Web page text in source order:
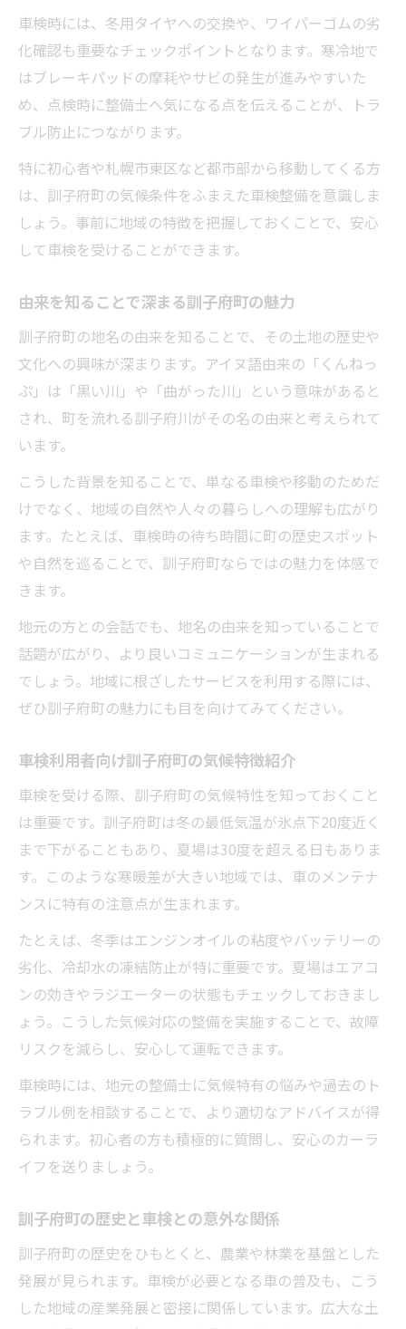
車検時には、冬用タイヤへの交換や、ワイパーゴムの劣
化確認も重要なチェックポイントとなります。寒冷地で
はブレーキパッドの摩耗やサビの発生が進みやすいた
め、点検時に整備士へ気になる点を伝えることが、トラ
ブル防止につながります。
特に初心者や札幌市東区など都市部から移動してくる方
は、訓子府町の気候条件をふまえた車検整備を意識しま
しょう。事前に地域の特徴を把握しておくことで、安心
して車検を受けることができます。
由来を知ることで深まる訓子府町の魅力
訓子府町の地名の由来を知ることで、その土地の歴史や
文化への興味が深まります。アイヌ語由来の「くんねっ
ぷ」は「黒い川」や「曲がった川」という意味があると
され、町を流れる訓子府川がその名の由来と考えられて
います。
こうした背景を知ることで、単なる車検や移動のためだ
けでなく、地域の自然や人々の暮らしへの理解も広がり
ます。たとえば、車検時の待ち時間に町の歴史スポット
や自然を巡ることで、訓子府町ならではの魅力を体感で
きます。
地元の方との会話でも、地名の由来を知っていることで
話題が広がり、より良いコミュニケーションが生まれる
でしょう。地域に根ざしたサービスを利用する際には、
ぜひ訓子府町の魅力にも目を向けてみてください。
車検利用者向け訓子府町の気候特徴紹介
車検を受ける際、訓子府町の気候特性を知っておくこと
は重要です。訓子府町は冬の最低気温が氷点下20度近く
まで下がることもあり、夏場は30度を超える日もありま
す。このような寒暖差が大きい地域では、車のメンテナ
ンスに特有の注意点が生まれます。
たとえば、冬季はエンジンオイルの粘度やバッテリーの
劣化、冷却水の凍結防止が特に重要です。夏場はエアコ
ンの効きやラジエーターの状態もチェックしておきまし
ょう。こうした気候対応の整備を実施することで、故障
リスクを減らし、安心して運転できます。
車検時には、地元の整備士に気候特有の悩みや過去のト
ラブル例を相談することで、より適切なアドバイスが得
られます。初心者の方も積極的に質問し、安心のカーラ
イフを送りましょう。
訓子府町の歴史と車検との意外な関係
訓子府町の歴史をひもとくと、農業や林業を基盤とした
発展が見られます。車検が必要となる車の普及も、こう
した地域の産業発展と密接に関係しています。広大な土